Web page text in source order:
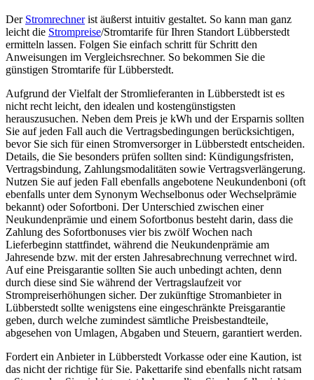
Der Stromrechnerist äußerst intuitiv gestaltet. So kann man ganz
leicht die Strompreise/Stromtarife für Ihren Standort Lübberstedt
ermitteln lassen. Folgen Sie einfach schritt für Schritt den
Anweisungen im Vergleichsrechner. So bekommen Sie die
günstigen Stromtarife für Lübberstedt.
Aufgrund der Vielfalt der Stromlieferanten in Lübberstedt ist es
nicht recht leicht, den idealen und kostengünstigsten
herauszusuchen. Neben dem Preis je kWh und der Ersparnis sollten
Sie auf jeden Fall auch die Vertragsbedingungen berücksichtigen,
bevor Sie sich für einen Stromversorger in Lübberstedt entscheiden.
Details, die Sie besonders prüfen sollten sind: Kündigungsfristen,
Vertragsbindung, Zahlungsmodalitäten sowie Vertragsverlängerung.
Nutzen Sie auf jeden Fall ebenfalls angebotene Neukundenboni (oft
ebenfalls unter dem Synonym Wechselbonus oder Wechselprämie
bekannt) oder Sofortboni. Der Unterschied zwischen einer
Neukundenprämie und einem Sofortbonus besteht darin, dass die
Zahlung des Sofortbonuses vier bis zwölf Wochen nach
Lieferbeginn stattfindet, während die Neukundenprämie am
Jahresende bzw. mit der ersten Jahresabrechnung verrechnet wird.
Auf eine Preisgarantie sollten Sie auch unbedingt achten, denn
durch diese sind Sie während der Vertragslaufzeit vor
Strompreiserhöhungen sicher. Der zukünftige Stromanbieter in
Lübberstedt sollte wenigstens eine eingeschränkte Preisgarantie
geben, durch welche zumindest sämtliche Preisbestandteile,
abgesehen von Umlagen, Abgaben und Steuern, garantiert werden.
Fordert ein Anbieter in Lübberstedt Vorkasse oder eine Kaution, ist
das nicht der richtige für Sie. Pakettarife sind ebenfalls nicht ratsam